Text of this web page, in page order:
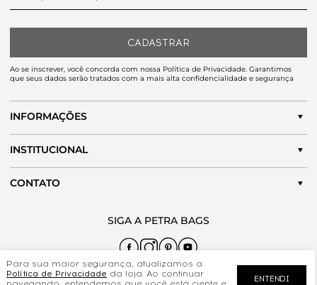
Para sua maior segurança, atualizamos a
Política de Privacidade da loja. Ao continuar
ENTENDI
CADASTRAR
Ao se inscrever, você concorda com nossa Política de Privacidade. Garantimos
que seus dados serão tratados com a mais alta confidencialidade e segurança
INFORMAÇÕES
INSTITUCIONAL
CONTATO